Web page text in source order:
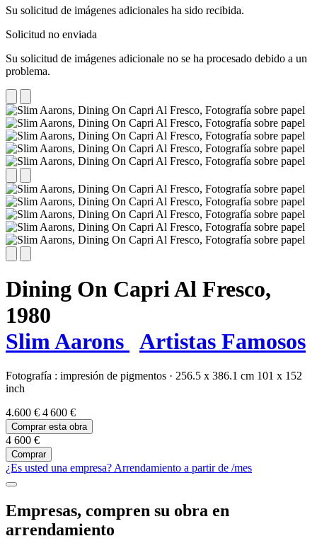
Su solicitud de imágenes adicionales ha sido recibida.
Solicitud no enviada
Su solicitud de imágenes adicionale no se ha procesado debido a un
problema.
Dining On Capri Al Fresco,
1980
Slim Aarons
Artistas Famosos
Fotografía : impresión de pigmentos · 256.5 x 386.1 cm 101 x 152
inch
4.600 € 4 600 €
Comprar esta obra
4 600 €
Comprar
¿Es usted una empresa? Arrendamiento a partir de /mes
Empresas, compren su obra en
arrendamiento